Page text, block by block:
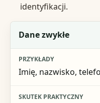
identyfikacji.
Kategoria
Przykłady
Skutek praktyczny
Dane zwykłe
Imię, nazwisko,